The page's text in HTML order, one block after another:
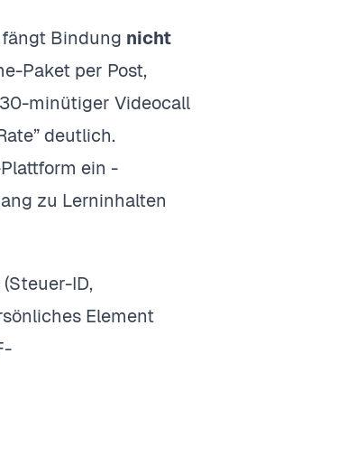
Bindung nicht
Paket per Post,
minütiger Videocall
deutlich.
ein -
zu Lerninhalten
ID,
Element